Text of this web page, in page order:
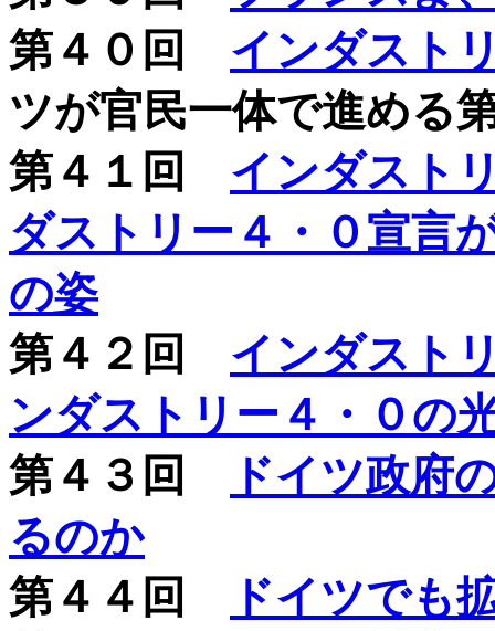
第４０回 インダスト
ツが官民一体で進める
第４１回 インダスト
ダストリー４・０宣言
の姿
第４２回 インダスト
ンダストリー４・０の
第４３回
ドイツ政府
るのか
第４４回
ドイツでも